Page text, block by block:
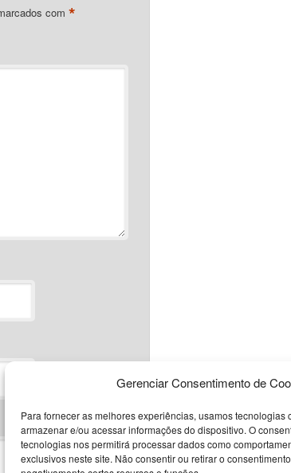
Gerenciar Consentimento de
Para fornecer as melhores experiências, usamos tecnologias
armazenar e/ou acessar informações do dispositivo. O
tecnologias nos permitirá processar dados como
exclusivos neste site. Não consentir ou retirar o
com *